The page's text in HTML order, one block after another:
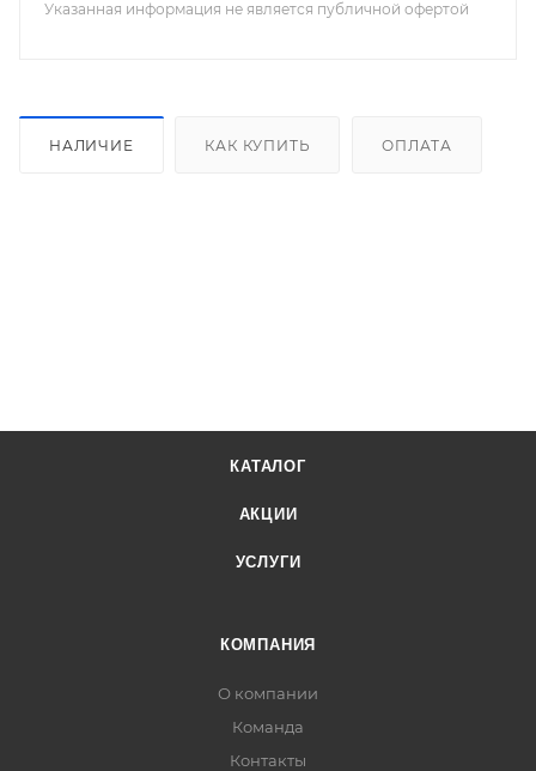
Указанная информация не является публичной офертой
НАЛИЧИЕ КАК КУПИТЬ ОПЛАТА
КАТАЛОГ
АКЦИИ
УСЛУГИ
КОМПАНИЯ
О компании
Команда
Контакты